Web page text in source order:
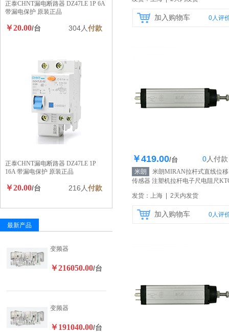
加入购物车 0人评
库存1000个
￥419.00/台 0人付款
米朗
米朗MIRAN拉杆式直线位移
传感器 注塑机拉杆电子尺电阻尺
发货：上海 | 2天内发货
加入购物车 0人评
正泰CHNT漏电断路器 DZ47LE 1P 6A
带漏电保护 原装正品
￥20.00/台 304人付款
正泰CHNT漏电断路器 DZ47LE 1P
16A 带漏电保护 原装正品
￥20.00/台 216人付款
最新产品
变频器
￥216050.00/台
变频器
￥191040.00/台